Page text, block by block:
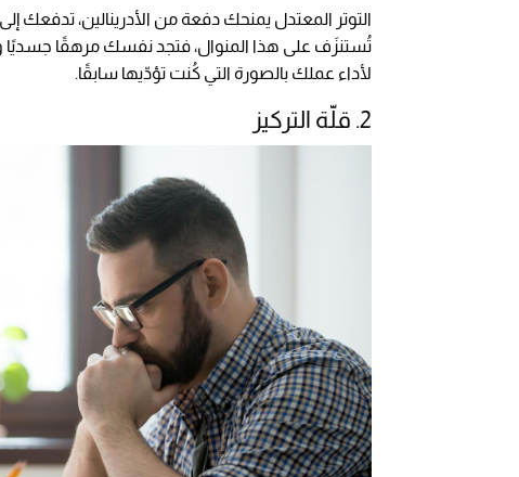
التوتر المعتدل يمنحك دفعة من الأدرينالين، تدفعك
تُستنزَف على هذا المنوال، فتجد نفسك مرهقًا جسديًا
لأداء عملك بالصورة التي كُنت تؤدّيها سابقًا.
2. قلّة التركيز